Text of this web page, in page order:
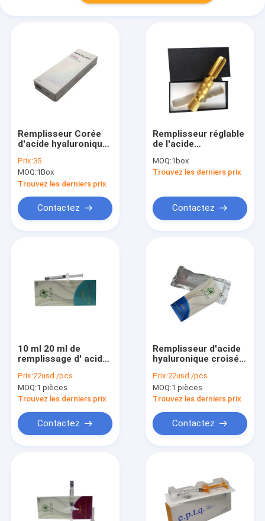
Au sujet de nous
Remplisseur Corée
d'acide hyaluronique
l'injection cutanée de
remplisseur de
PISCINE
DÉCOUVERTE
Prix:35
MOQ:1Box
Trouvez les derniers prix
Contactez
Remplisseur réglable
de l'acide
pour le stylo de
Hyaluron
MOQ:1box
Trouvez les derniers prix
Contactez
10 ml 20 ml de
remplissage d' acide
augmentation du
sein et des fesses
Prix:22usd /pcs
MOQ:1 pièces
Trouvez les derniers prix
Contactez
Remplisseur d'acide
hyaluronique croisé
mammaire 10 ml
Prix:22usd /pcs
MOQ:1 pièces
Trouvez les derniers prix
Contactez